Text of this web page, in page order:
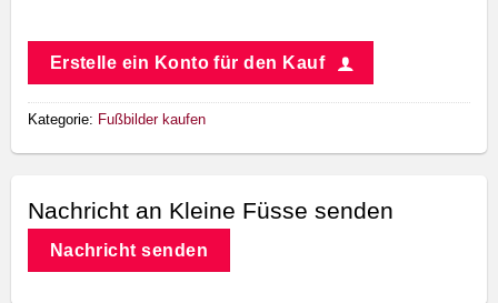
Erstelle ein Konto für den Kauf
Kategorie: Fußbilder kaufen
Nachricht an Kleine Füsse senden
Nachricht senden